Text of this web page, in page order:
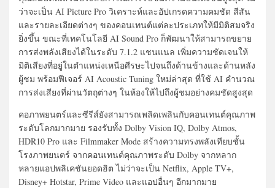
ว่าจะเป็น AI Picture Pro วิเคราะห์และอัปเกรดความคมชัด สีสัน
และรายละเอียดต่างๆ ของคอนเทนต์แต่ละประเภทให้มีมิติสมจริง
ยิ่งขึ้น ขณะที่เทคโนโลยี AI Sound Pro ก็พัฒนาให้สามารถขยาย
การส่งพลังเสียงได้ในระดับ 7.1.2 แชนแนล เพิ่มความชัดเจนให้
มิติเสียงที่อยู่ในตำแหน่งเหนือศีรษะไปจนถึงด้านข้างและด้านหลัง
ผู้ชม พร้อมฟีเจอร์ AI Acoustic Tuning ใหม่ล่าสุด ที่ใช้ AI คำนวณ
การส่งเสียงที่ผ่านวัตถุต่างๆ ในห้องให้ไปถึงผู้ชมอย่างคมชัดสูงสุด
คอภาพยนตร์และซีรีส์ยังสามารถเพลิดเพลินกับคอนเทนต์คุณภาพ
ระดับโลกมากมาย รองรับทั้ง Dolby Vision IQ, Dolby Atmos,
HDR10 Pro และ Filmmaker Mode สร้างความทรงพลังเทียบชั้น
โรงภาพยนตร์ จากคอนเทนต์คุณภาพระดับ Dolby จากหลาก
หลายแอปพลิเคชันยอดฮิต ไม่ว่าจะเป็น Netflix, Apple TV+,
Disney+ Hotstar, Prime Video และแอปอื่นๆ อีกมากมาย